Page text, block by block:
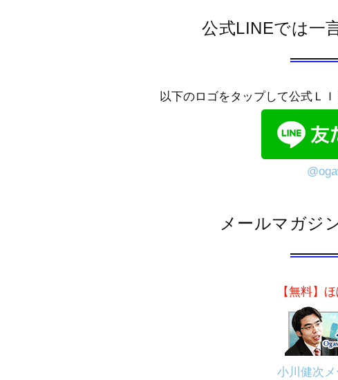
公式LINEでは一
以下のロゴをタップして公式Ｌ
メールマガジ
【無料】
小川健次